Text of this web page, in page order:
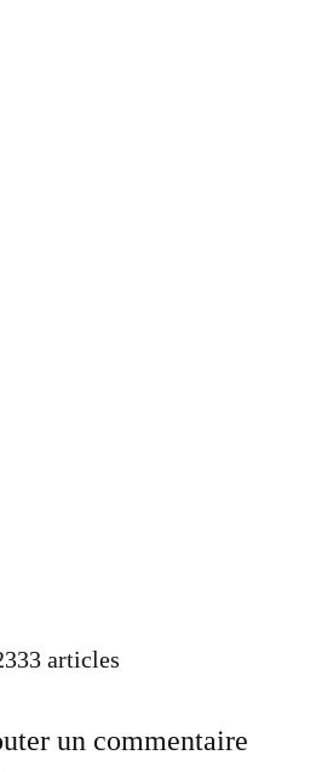
articles
un commentaire